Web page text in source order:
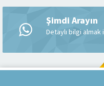
mobilya
mağazaya ev
Baltalimanı
Şimdi Arayın
Detaylı bilgi